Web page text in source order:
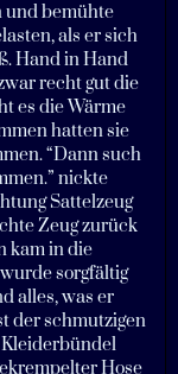
und bemühte
als er sich
Hand in Hand
recht gut die
es die Wärme
hatten sie
“Dann such
nickte
Sattelzeug
Zeug zurück
kam in die
sorgfältig
alles, was er
der schmutzigen
Kleiderbündel
Hose